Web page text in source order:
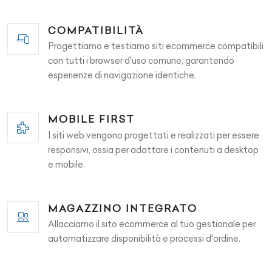
COMPATIBILITÀ
Progettiamo e testiamo siti ecommerce compatibili
con tutti i browser d'uso comune, garantendo
esperienze di navigazione identiche.
MOBILE FIRST
I siti web vengono progettati e realizzati per essere
responsivi, ossia per adattare i contenuti a desktop
e mobile.
MAGAZZINO INTEGRATO
Allacciamo il sito ecommerce al tuo gestionale per
automatizzare disponibilità e processi d'ordine.